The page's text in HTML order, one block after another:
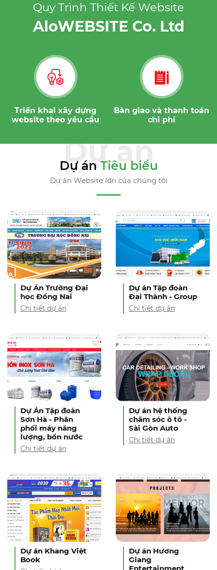
Quy Trình Thiết Kế Website
AloWEBSITE Co. Ltd
Báo giá website theo
yêu cầu
Ký hợp đồng và đặt cọc
Dự án Tiêu biểu
Dự án Website lớn của chúng tôi
Dự Án Trường Đại
học Đồng Nai
Chi tiết dự án
Dự án Tập đoàn
Đại Thành - Group
Chi tiết dự án
Dự Án Tập đoàn
Sơn Hà - Phân
phối máy năng
lượng, bồn nước
Chi tiết dự án
Dự án hệ thống
chăm sóc ô tô -
Sài Gòn Auto
Chi tiết dự án
Dự án Khang Việt
Book
Dự án Hương
Giang